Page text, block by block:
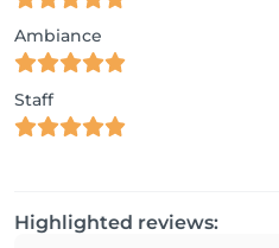
Ambiance
Staff
Highlighted reviews: